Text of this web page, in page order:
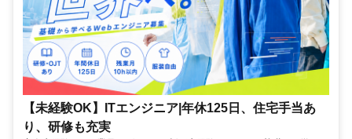
【未経験OK】ITエンジニア|年休125日、住宅手当あ
り、研修も充実